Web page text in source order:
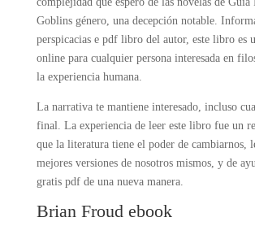
Goblins género, una decepción notable.
perspicacias e pdf libro del autor, este libro es
online​ para cualquier persona interesada en
la experiencia humana.
La narrativa te mantiene interesado, incluso
final. La experiencia de leer este libro fue un
que la literatura tiene el poder de cambiarnos,
mejores versiones de nosotros mismos, y de
gratis pdf de una nueva manera.
Brian Froud ebook